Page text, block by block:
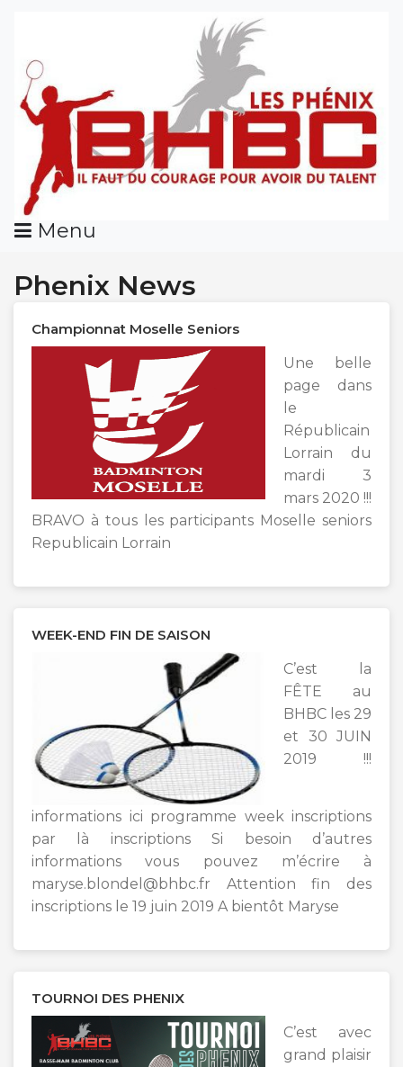
Content
Menu
Phenix News
Championnat Moselle Seniors
Une belle
page dans
le
Républicain
Lorrain du
mardi 3
mars 2020 !!!
BRAVO à tous les participants Moselle seniors
Republicain Lorrain
WEEK-END FIN DE SAISON
C’est la
FÊTE au
BHBC les 29
et 30 JUIN
2019 !!!
informations ici programme week inscriptions
par là inscriptions Si besoin d’autres
informations vous pouvez m’écrire à
maryse.blondel@bhbc.fr Attention fin des
inscriptions le 19 juin 2019 A bientôt Maryse
TOURNOI DES PHENIX
C’est avec
grand plaisir